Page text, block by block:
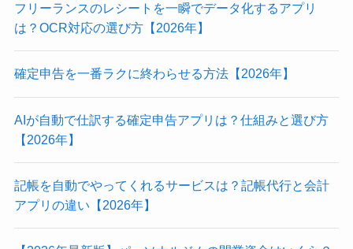
フリーランスのレシートを一瞬でデータ化するアプリ
は？OCR対応の選び方【2026年】
確定申告を一番ラクに終わらせる方法【2026年】
AIが自動で仕訳する確定申告アプリは？仕組みと選び方
【2026年】
記帳を自動でやってくれるサービスは？記帳代行と会計
アプリの違い【2026年】